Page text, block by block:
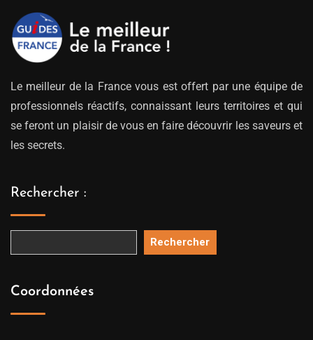
Le meilleur de la France vous est offert par une équipe de
professionnels réactifs, connaissant leurs territoires et qui
se feront un plaisir de vous en faire découvrir les saveurs et
les secrets.
Rechercher :
Rechercher
Coordonnées